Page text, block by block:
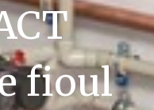
fioul